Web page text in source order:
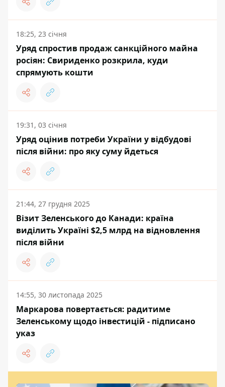
18:25, 23 січня
Уряд спростив продаж санкційного майна
росіян: Свириденко розкрила, куди
спрямують кошти
19:31, 03 січня
Уряд оцінив потреби України у відбудові
після війни: про яку суму йдеться
21:44, 27 грудня 2025
Візит Зеленського до Канади: країна
виділить Україні $2,5 млрд на відновлення
після війни
14:55, 30 листопада 2025
Маркарова повертається: радитиме
Зеленському щодо інвестицій - підписано
указ